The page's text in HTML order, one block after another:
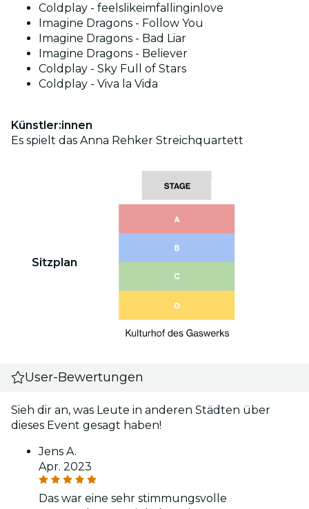
Coldplay - feelslikeimfallinginlove
Imagine Dragons - Follow You
Imagine Dragons - Bad Liar
Imagine Dragons - Believer
Coldplay - Sky Full of Stars
Coldplay - Viva la Vida
Künstler:innen
Es spielt das Anna Rehker Streichquartett
Sitzplan
User-Bewertungen
Sieh dir an, was Leute in anderen Städten über
dieses Event gesagt haben!
Jens A.
Apr. 2023
Das war eine sehr stimmungsvolle